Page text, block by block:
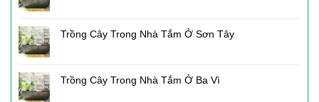
Trồng Cây Trong Nhà Tắm Ở Sơn Tây
Trồng Cây Trong Nhà Tắm Ở Ba Vì